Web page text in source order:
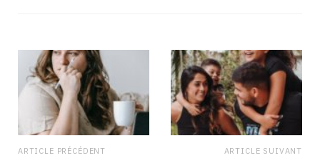
ARTICLE PRÉCÉDENT ARTICLE SUIVANT